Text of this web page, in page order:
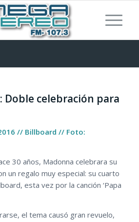
Doble celebración para
// Billboard // Foto:
30 años, Madonna celebrara su
un regalo muy especial: su cuarto
esta vez por la canción ‘Papa
el tema causó gran revuelo,